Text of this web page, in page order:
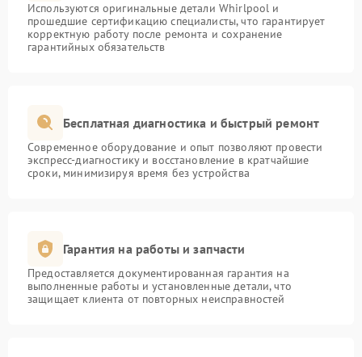
Используются оригинальные детали Whirlpool и
прошедшие сертификацию специалисты, что гарантирует
корректную работу после ремонта и сохранение
гарантийных обязательств
Бесплатная диагностика и быстрый ремонт
Современное оборудование и опыт позволяют провести
экспресс-диагностику и восстановление в кратчайшие
сроки, минимизируя время без устройства
Гарантия на работы и запчасти
Предоставляется документированная гарантия на
выполненные работы и установленные детали, что
защищает клиента от повторных неисправностей